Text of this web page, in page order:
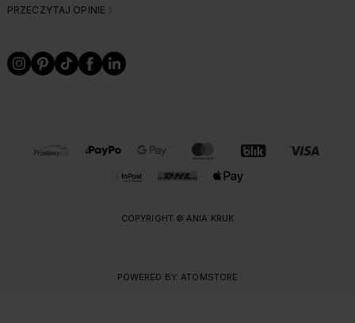
PRZECZYTAJ OPINIE
OBSŁUGIWANE FORMY PŁATNOŚCI I DOSTAWY
COPYRIGHT © ANIA KRUK
POWERED BY: ATOMSTORE